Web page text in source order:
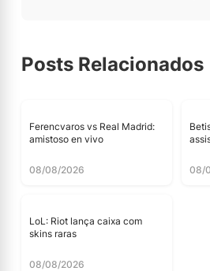
Posts Relacionados
Ferencvaros vs Real Madrid:
amistoso en vivo
08/08/2026 08/
LoL: Riot lança caixa com
skins raras
08/08/2026